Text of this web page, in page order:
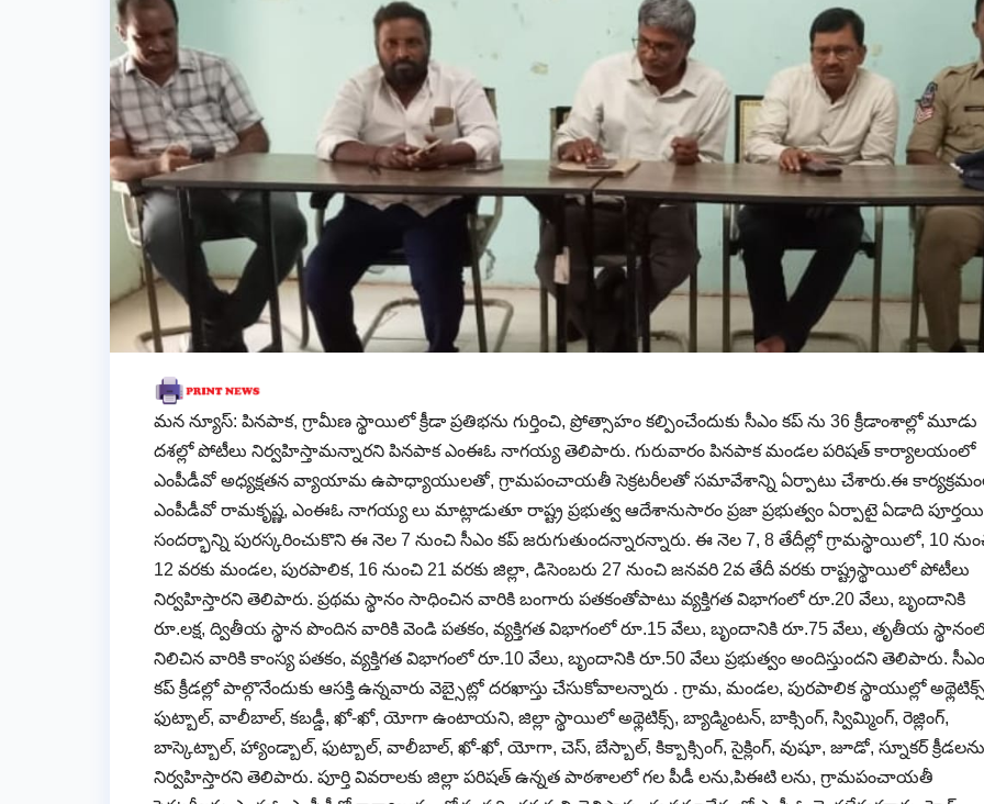
మన న్యూస్: పినపాక, గ్రామీణ స్థాయిలో క్రీడా ప్రతిభను గుర్తించి, ప్రోత్సాహం కల్పించేందుకు సీఎం కప్ ను 36 క్రీడాంశాల్లో మూడు
దశల్లో పోటీలు నిర్వహిస్తామన్నారని పినపాక ఎంఈఓ నాగయ్య తెలిపారు. గురువారం పినపాక మండల పరిషత్ కార్యాలయంలో
ఎంపీడీవో అధ్యక్షతన వ్యాయామ ఉపాధ్యాయులతో, గ్రామపంచాయతీ సెక్రటరీలతో సమావేశాన్ని ఏర్పాటు చేశారు.ఈ
ఎంపీడీవో రామకృష్ణ, ఎంఈఓ నాగయ్య లు మాట్లాడుతూ రాష్ట్ర ప్రభుత్వ ఆదేశానుసారం ప్రజా ప్రభుత్వం ఏర్పాటై ఏడాది
సందర్భాన్ని పురస్కరించుకొని ఈ నెల 7 నుంచి సీఎం కప్ జరుగుతుందన్నారన్నారు. ఈ నెల 7, 8 తేదీల్లో గ్రామస్థాయిలో, 10
12 వరకు మండల, పురపాలిక, 16 నుంచి 21 వరకు జిల్లా, డిసెంబరు 27 నుంచి జనవరి 2వ తేదీ వరకు రాష్ట్రస్థాయిలో పోటీలు
నిర్వహిస్తారని తెలిపారు. ప్రథమ స్థానం సాధించిన వారికి బంగారు పతకంతోపాటు వ్యక్తిగత విభాగంలో రూ.20 వేలు, బృందానికి
రూ.లక్ష, ద్వితీయ స్థాన పొందిన వారికి వెండి పతకం, వ్యక్తిగత విభాగంలో రూ.15 వేలు, బృందానికి రూ.75 వేలు, తృతీయ
నిలిచిన వారికి కాంస్య పతకం, వ్యక్తిగత విభాగంలో రూ.10 వేలు, బృందానికి రూ.50 వేలు ప్రభుత్వం అందిస్తుందని తెలిపారు. సీఎం
కప్ క్రీడల్లో పాల్గొనేందుకు ఆసక్తి ఉన్నవారు వెబ్సైట్లో దరఖాస్తు చేసుకోవాలన్నారు . గ్రామ, మండల, పురపాలిక స్థాయుల్లో
ఫుట్బాల్, వాలీబాల్, కబడ్డీ, ఖో-ఖో, యోగా ఉంటాయని, జిల్లా స్థాయిలో అథ్లెటిక్స్, బ్యాడ్మింటన్, బాక్సింగ్, స్విమ్మింగ్, రెజ్లింగ్,
బాస్కెట్బాల్, హ్యాండ్బాల్, ఫుట్బాల్, వాలీబాల్, ఖో-ఖో, యోగా, చెస్, బేస్బాల్, కిక్బాక్సింగ్, సైక్లింగ్, వుషూ, జూడో, స్నూకర్ క్రీడలను
నిర్వహిస్తారని తెలిపారు. పూర్తి వివరాలకు జిల్లా పరిషత్ ఉన్నత పాఠశాలలో గల పీడీ లను,పిఈటి లను, గ్రామపంచాయతీ